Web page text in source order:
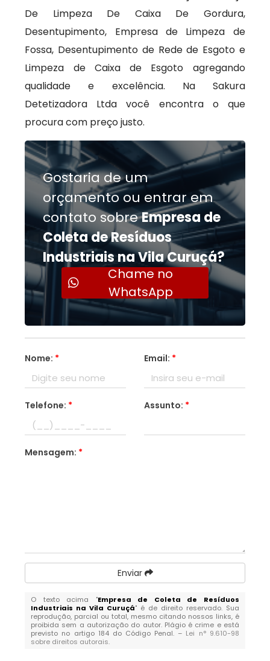
De Limpeza De Caixa De Gordura,
Desentupimento, Empresa de Limpeza de
Fossa, Desentupimento de Rede de Esgoto e
Limpeza de Caixa de Esgoto agregando
qualidade e excelência. Na Sakura
Detetizadora Ltda você encontra o que
procura com preço justo.
Gostaria de um
orçamento ou entrar em
contato sobreEmpresa de
Coleta de Resíduos
Industriais na Vila Curuçá?
Chame no
WhatsApp
Nome: * Email: *
Telefone: * Assunto: *
Mensagem: *
Enviar
O texto acima "Empresa de Coleta de Resíduos
Industriais na Vila Curuçá" é de direito reservado. Sua
reprodução, parcial ou total, mesmo citando nossos links, é
proibida sem a autorização do autor. Plágio é crime e está
previsto no artigo 184 do Código Penal. – Lei n° 9.610-98
sobre direitos autorais.